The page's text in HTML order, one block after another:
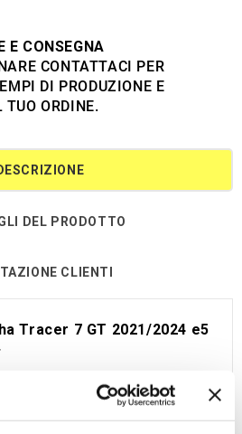
E CONSEGNA
CONTATTACI PER
DI PRODUZIONE E
TUO ORDINE.
DEL PRODOTTO
CLIENTI
Tracer 7 GT 2021/2024 e5
per Yamaha Tracer 7 GT